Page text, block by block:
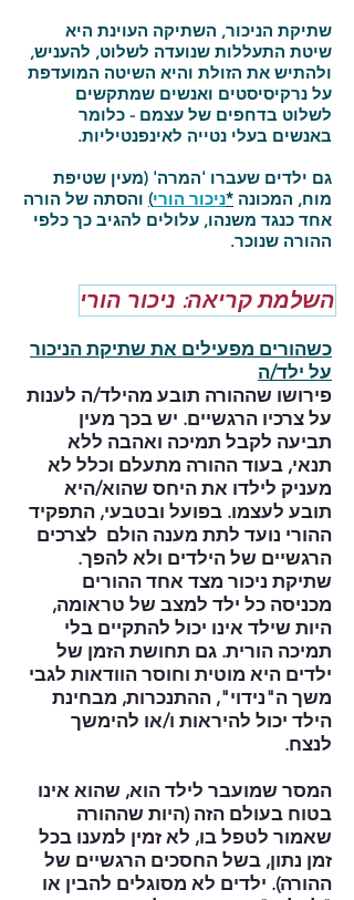
שתיקת הניכור, השתיקה העוינת היא
שיטת התעללות שנועדה לשלוט, להעניש,
ולהתיש את הזולת והיא השיטה המועדפת
על נרקיסיסטים ואנשים שמתקשים
לשלוט בדחפים של עצמם - כלומר
באנשים בעלי נטייה לאינפנטיליות.
גם ילדים שעברו 'המרה' (מעין שטיפת
מוח, המכונה *ניכור הורי) והסתה של הורה
אחד כנגד משנהו, עלולים להגיב כך כלפי
ההורה שנוכר.
השלמת קריאה: ניכור הורי
כשהורים מפעילים את שתיקת הניכור
על ילד/ה
פירושו שההורה תובע מהילד/ה לענות
על צרכיו הרגשיים. יש בכך מעין
תביעה לקבל תמיכה ואהבה ללא
תנאי, בעוד ההורה מתעלם וכלל לא
מעניק לילדו את היחס שהוא/היא
תובע לעצמו. בפועל ובטבעי, התפקיד
ההורי נועד לתת מענה הולם לצרכים
הרגשיים של הילדים ולא להפך.
שתיקת ניכור מצד אחד ההורים
מכניסה כל ילד למצב של טראומה,
היות שילד אינו יכול להתקיים בלי
תמיכה הורית. גם תחושת הזמן של
ילדים היא מוטית וחוסר הוודאות לגבי
משך ה"נידוי", ההתנכרות, מבחינת
הילד יכול להיראות ו/או להימשך
לנצח.
המסר שמועבר לילד הוא, שהוא אינו
בטוח בעולם הזה (היות שההורה
שאמור לטפל בו, לא זמין למענו בכל
זמן נתון, בשל החסכים הרגשיים של
ההורה). ילדים לא מסוגלים להבין או